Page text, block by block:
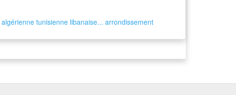
algérienne tunisienne libanaise... arrondissement